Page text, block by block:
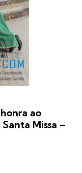
ao
Missa –